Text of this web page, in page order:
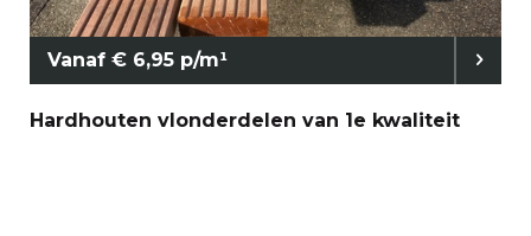
Vanaf € 6,95 p/m¹
Hardhouten vlonderdelen van 1e kwaliteit